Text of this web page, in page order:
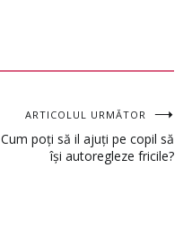
ARTICOLUL URMĂTOR
Cum poți să il ajuți pe copil să
își autoregleze fricile?